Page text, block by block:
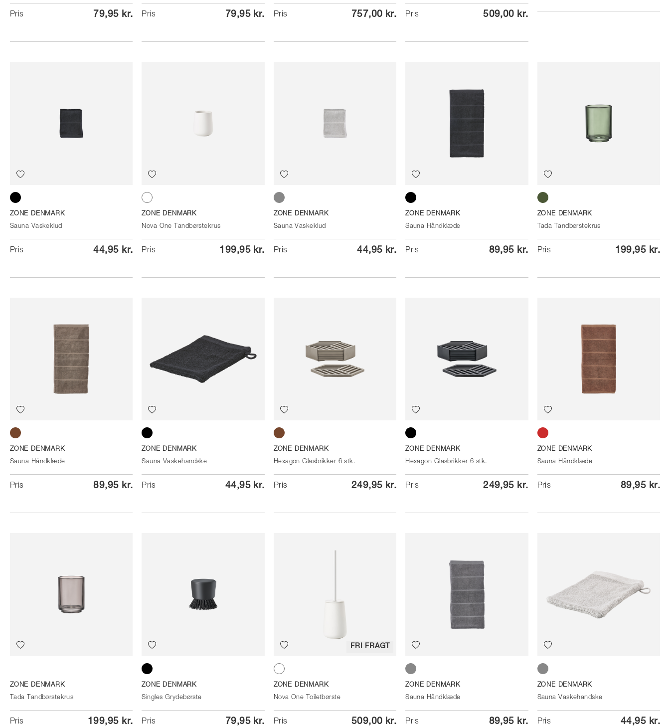
Pris 79,95 kr. Pris 79,95 kr. Pris 757,00 kr. Pris 509,00 kr.
Black
ZONE DENMARK
Sauna Vaskeklud
Pris 44,95 kr.
White
ZONE DENMARK
Nova One Tandbørstekrus
Pris 199,95 kr.
Soft Grey
ZONE DENMARK
Sauna Vaskeklud
Pris 44,95 kr.
Black
ZONE DENMARK
Sauna Håndklæde
Pris 89,95 kr.
Dark Green
ZONE DENMARK
Tada Tandbørstekrus
Pris 199,95 kr.
Taupe
ZONE DENMARK
Sauna Håndklæde
Pris 89,95 kr.
Black
ZONE DENMARK
Sauna Vaskehandske
Pris 44,95 kr.
Taupe
ZONE DENMARK
Hexagon Glasbrikker 6 stk.
Pris 249,95 kr.
Black
ZONE DENMARK
Hexagon Glasbrikker 6 stk.
Pris 249,95 kr.
Terracotta
ZONE DENMARK
Sauna Håndklæde
Pris 89,95 kr.
ZONE DENMARK
Tada Tandbørstekrus
Pris 199,95 kr.
Black
ZONE DENMARK
Singles Grydebørste
Pris 79,95 kr.
FRI FRAGT
White
ZONE DENMARK
Nova One Toiletbørste
Pris 509,00 kr.
Grey
ZONE DENMARK
Sauna Håndklæde
Pris 89,95 kr.
Soft Grey
ZONE DENMARK
Sauna Vaskehandske
Pris 44,95 kr.